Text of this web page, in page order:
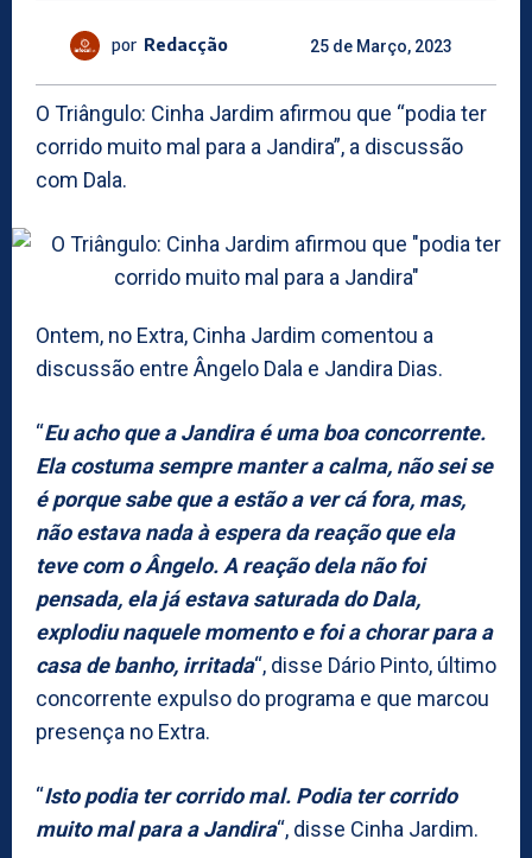
por Redacção 25 de Março, 2023
O Triângulo: Cinha Jardim afirmou que “podia ter
corrido muito mal para a Jandira”, a discussão
com Dala.
Ontem, no Extra, Cinha Jardim comentou a
discussão entre Ângelo Dala e Jandira Dias.
“Eu acho que a Jandira é uma boa concorrente.
Ela costuma sempre manter a calma, não sei se
é porque sabe que a estão a ver cá fora, mas,
não estava nada à espera da reação que ela
teve com o Ângelo. A reação dela não foi
pensada, ela já estava saturada do Dala,
explodiu naquele momento e foi a chorar para a
casa de banho, irritada“, disse Dário Pinto, último
concorrente expulso do programa e que marcou
presença no Extra.
“Isto podia ter corrido mal. Podia ter corrido
muito mal para a Jandira“, disse Cinha Jardim.